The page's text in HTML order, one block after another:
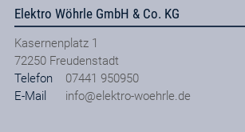
Elektro Wöhrle GmbH & Co. KG
Kasernenplatz 1
72250 Freudenstadt
Telefon
07441 950950
E-Mail
info@elektro-woehrle.de